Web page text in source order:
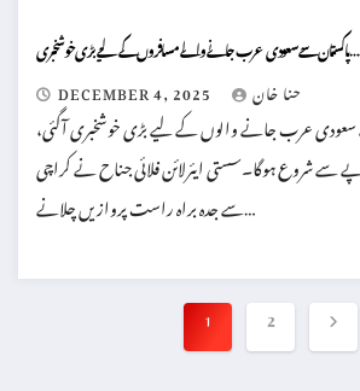
…..!!!
DECEMBER 4, 2025
حنا خان
عرب جانے والوں کے لیے بڑی خوشخبری آگئی،
25 ہزارروپے سے شروع ہوگا۔سستی ایئرلائن فلائی جناح نے کراچی
سے جدہ براہ راست پروازیں چلانے…
Posts
pagination
1 2